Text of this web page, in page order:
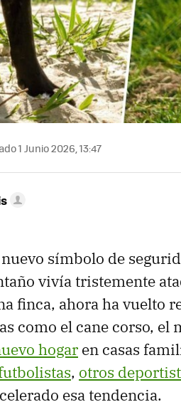
1 Junio 2026, 13:47
símbolo de
vivía tristemente
finca, ahora ha vuelto
como el cane corso, el
hogar en casas
, otros
esa tendencia.